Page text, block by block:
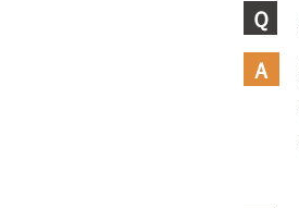
Ｑ
Ａ